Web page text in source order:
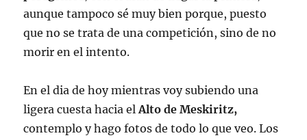
aunque tampoco sé muy bien porque, puesto
que no se trata de una competición, sino de no
morir en el intento.
En el dia de hoy mientras voy subiendo una
ligera cuesta hacia elAlto de Meskiritz,
contemplo y hago fotos de todo lo que veo. Los